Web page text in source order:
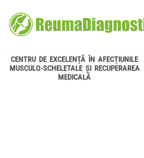
CENTRU DE EXCELENȚĂ ÎN AFECȚIUNILE
MUSCULO-SCHELETALE ȘI RECUPERAREA
MEDICALĂ